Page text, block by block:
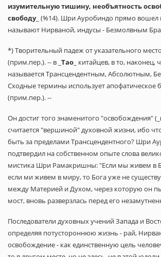
изумительную тишину, необъятность
свободу_ (%14). Шри Ауробиндо прямо вошел
называют Нирваной, индусы - Безмолвным
*) Творительный падеж от указательного
(прим.пер.). -- в _ Тао _ китайцев, в то, наконец,
называется Трансцендентным, Абсолютным,
Сходные термины использует апофатическое
(прим.пер.). --
Он достиг того знаменитого "освобождения" (_
считается "вершиной" духовной жизни, ибо
быть за пределами Трансцендентного? Шри
подтвердил на собственном опыте слова
мистика Шри Рамакришны: "Если мы живем в
если ми живем в миру, то Бога уже не
между Материей и Духом, через которую он
мост, вновь разверзлась перед его
Последователи духовных учений Запада и
определяя потустороннюю жизнь - рай,
освобождение - как единственную цель